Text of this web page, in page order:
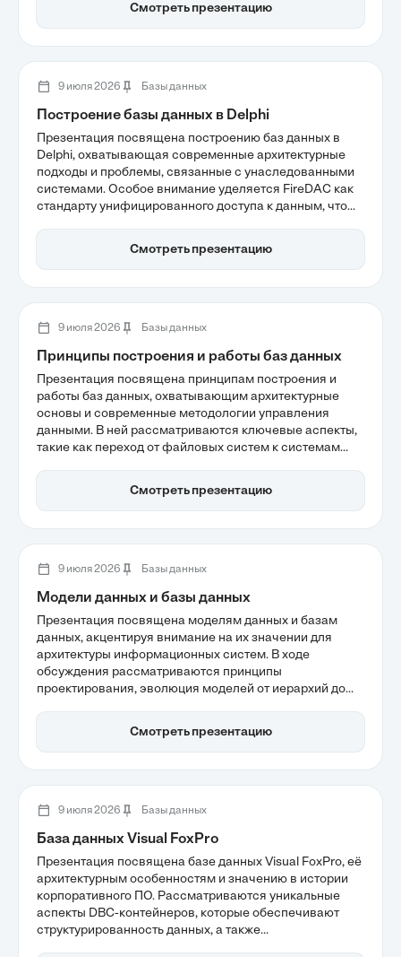
интеграция с Microsoft 365, что делает Access
Смотреть презентацию
9 июля 2026 Базы данных
Построение базы данных в Delphi
Презентация посвящена построению баз данных в
Delphi, охватывающая современные архитектурные
подходы и проблемы, связанные с унаследованными
системами. Особое внимание уделяется FireDAC как
стандарту унифицированного доступа к данным, что
снизить затраты на поддержку приложений. Также
рассматриваются принципы обеспечения
Смотреть презентацию
9 июля 2026 Базы данных
Принципы построения и работы баз данных
Презентация посвящена принципам построения и
работы баз данных, охватывающим архитектурные
основы и современные методологии управления
данными. В ней рассматриваются ключевые аспекты,
такие как переход от файловых систем к системам
архитектура, обеспечивающая независимость данных.
Также обсуждаются современные тренды, включая
Смотреть презентацию
9 июля 2026 Базы данных
Модели данных и базы данных
Презентация посвящена моделям данных и базам
данных, акцентируя внимание на их значении для
архитектуры информационных систем. В ходе
обсуждения рассматриваются принципы
проектирования, эволюция моделей от иерархий до
соблюдения целостности данных. Участники узнают,
как выбор модели влияет на эффективность
Смотреть презентацию
9 июля 2026 Базы данных
База данных Visual FoxPro
Презентация посвящена базе данных Visual FoxPro, её
архитектурным особенностям и значению в истории
корпоративного ПО. Рассматриваются уникальные
аспекты DBC-контейнеров, которые обеспечивают
структурированность данных, а также